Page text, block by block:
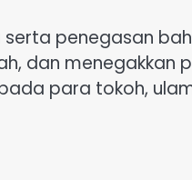
penegasan
dan menegakkan
para tokoh,